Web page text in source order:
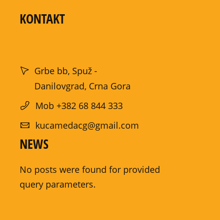
KONTAKT
Grbe bb, Spuž -
Danilovgrad, Crna Gora
Mob +382 68 844 333
kucamedacg@gmail.com
NEWS
No posts were found for provided
query parameters.